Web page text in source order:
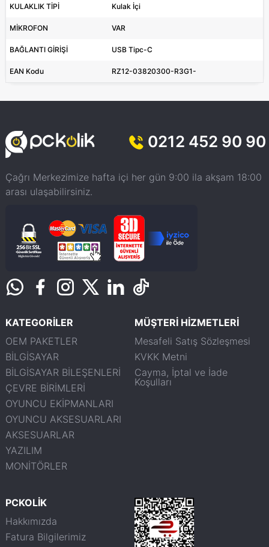
KULAKLIK TİPİ Kulak İçi
MİKROFON VAR
BAĞLANTI GİRİŞİ USB Tipc-C
EAN Kodu RZ12-03820300-R3G1-
0212 452 90 90
Çağrı Merkezimize hafta içi her gün 9:00 ila akşam 18:00
arası ulaşabilirsiniz.
KATEGORİLER
OEM PAKETLER
BİLGİSAYAR
BİLGİSAYAR BİLEŞENLERİ
ÇEVRE BİRİMLERİ
OYUNCU EKİPMANLARI
OYUNCU AKSESUARLARI
AKSESUARLAR
YAZILIM
MONİTÖRLER
MÜŞTERİ HİZMETLERİ
Mesafeli Satış Sözleşmesi
KVKK Metni
Cayma, İptal ve İade
Koşulları
PCKOLİK
Hakkımızda
Fatura Bilgilerimiz